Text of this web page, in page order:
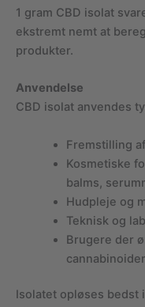
1 gram CBD isolat
ekstremt nemt at
produkter.
Anvendelse
CBD isolat anvendes
Fremstilling
Kosmetiske
balms,
Hudpleje og
Teknisk og
Brugere der
cannabinoider
Isolatet opløses